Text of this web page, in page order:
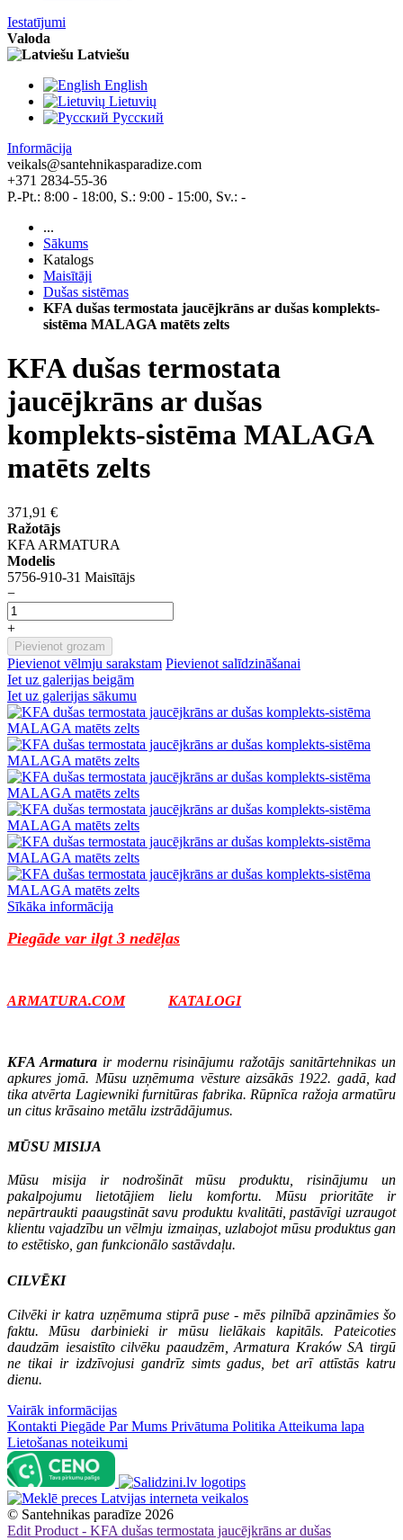
Iestatījumi
Valoda
Latviešu
English
Lietuvių
Pусский
Informācija
veikals@santehnikasparadize.com
+371 2834-55-36
P.-Pt.: 8:00 - 18:00, S.: 9:00 - 15:00, Sv.: -
...
Sākums
Katalogs
Maisītāji
Dušas sistēmas
KFA dušas termostata jaucējkrāns ar dušas komplekts-
sistēma MALAGA matēts zelts
KFA dušas termostata
jaucējkrāns ar dušas
komplekts-sistēma MALAGA
matēts zelts
371,91 €
Ražotājs
KFA ARMATURA
Modelis
5756-910-31 Maisītājs
−
+
Pievienot grozam
Pievienot vēlmju sarakstam Pievienot salīdzināšanai
Iet uz galerijas beigām
Iet uz galerijas sākumu
Sīkāka informācija
Piegāde var ilgt 3 nedēļas
ARMATURA.COM KATALOGI
KFA Armaturair modernu risinājumu ražotājs sanitārtehnikas un
apkures jomā. Mūsu uzņēmuma vēsture aizsākās 1922. gadā, kad
tika atvērta Lagiewniki furnitūras fabrika. Rūpnīca ražoja armatūru
un citus krāsaino metālu izstrādājumus.
MŪSU MISIJA
Mūsu misija ir nodrošināt mūsu produktu, risinājumu un
pakalpojumu lietotājiem lielu komfortu. Mūsu prioritāte ir
nepārtraukti paaugstināt savu produktu kvalitāti, pastāvīgi uzraugot
klientu vajadzību un vēlmju izmaiņas, uzlabojot mūsu produktus gan
to estētisko, gan funkcionālo sastāvdaļu.
CILVĒKI
Cilvēki ir katra uzņēmuma stiprā puse - mēs pilnībā apzināmies šo
faktu. Mūsu darbinieki ir mūsu lielākais kapitāls. Pateicoties
daudzām iesaistīto cilvēku paaudzēm, Armatura Kraków SA tirgū
ne tikai ir izdzīvojusi gandrīz simts gadus, bet arī attīstās katru
dienu.
Vairāk informācijas
Kontakti Piegāde Par Mums Privātuma Politika Atteikuma lapa
Lietošanas noteikumi
© Santehnikas paradīze 2026
Edit Product - KFA dušas termostata jaucējkrāns ar dušas